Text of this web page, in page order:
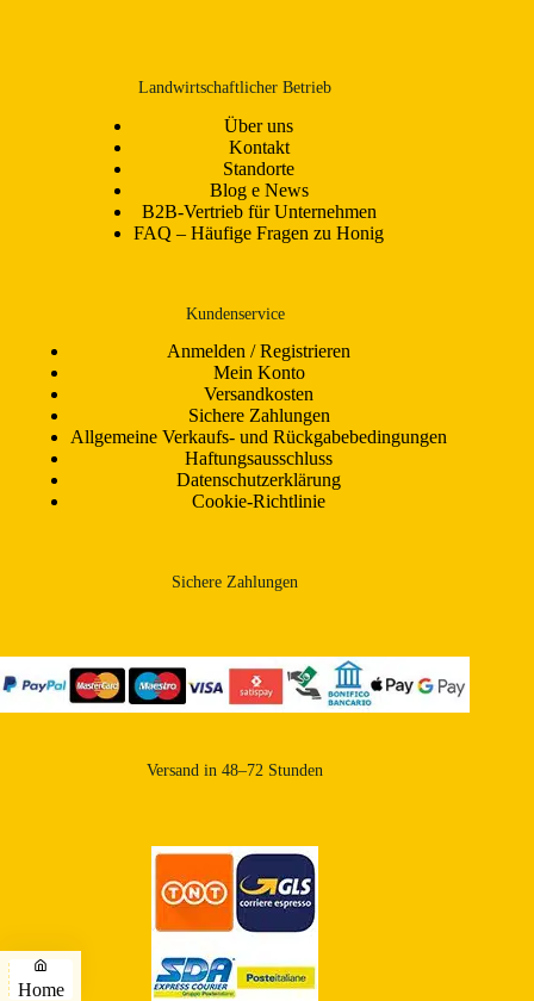
Landwirtschaftlicher Betrieb
Über uns
Kontakt
Standorte
Blog e News
B2B-Vertrieb für Unternehmen
FAQ – Häufige Fragen zu Honig
Kundenservice
Anmelden / Registrieren
Mein Konto
Versandkosten
Sichere Zahlungen
Allgemeine Verkaufs- und Rückgabebedingungen
Haftungsausschluss
Datenschutzerklärung
Cookie-Richtlinie
Sichere Zahlungen
Versand in 48–72 Stunden
Home